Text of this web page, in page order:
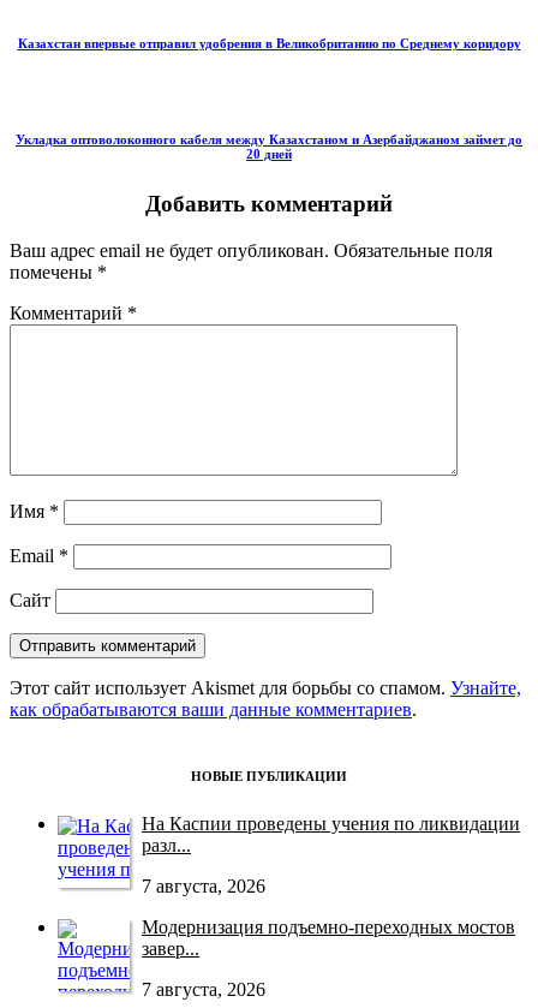
Казахстан впервые отправил удобрения в Великобританию по Среднему коридору
Укладка оптоволоконного кабеля между Казахстаном и Азербайджаном займет до
20 дней
Добавить комментарий
Ваш адрес email не будет опубликован. Обязательные поля
помечены *
Комментарий *
Имя *
Email *
Сайт
Этот сайт использует Akismet для борьбы со спамом. Узнайте,
как обрабатываются ваши данные комментариев.
НОВЫЕ ПУБЛИКАЦИИ
На Каспии проведены учения по ликвидации
разл...
7 августа, 2026
Модернизация подъемно-переходных мостов
завер...
7 августа, 2026